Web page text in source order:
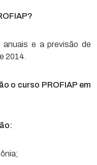
e a previsão de
2014.
o curso PROFIAP em